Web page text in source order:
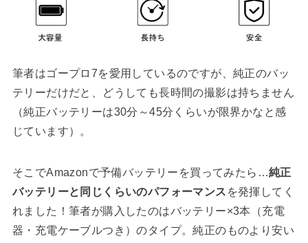
筆者はゴープロ7を愛用しているのですが、純正のバッ
テリーだけだと、どうしても長時間の撮影は持ちません
（純正バッテリーは30分～45分くらいが限界かなと感
じています）。
そこでAmazonで予備バッテリーを買ってみたら…純正
バッテリーと同じくらいのパフォーマンス を発揮してく
れました！筆者が購入したのはバッテリー×3本（充電
器・充電ケーブルつき）のタイプ。純正のものより安い